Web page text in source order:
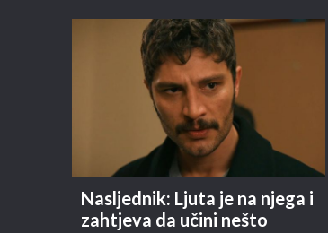
Nasljednik: Ljuta je na njega i
zahtjeva da učini nešto